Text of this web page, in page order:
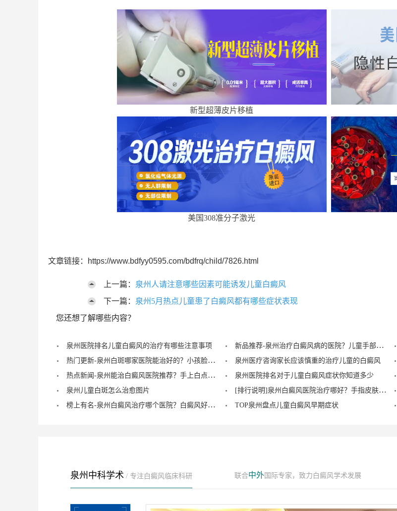
新型超薄皮片移植
美国308准分子激光
文章链接：https://www.bdfyy0595.com/bdfrq/child/7826.html
上一篇： 泉州人请注意哪些因素可能诱发儿童白癜风
下一篇： 泉州5月热点儿童患了白癜风都有哪些症状表现
您还想了解哪些内容？
泉州医院排名儿童白癜风的治疗有哪些注意事项 新品推荐-泉州治疗白癜风病的医院？儿童手部白癜风需要怎样治疗？
热门更新-泉州白斑哪家医院能治好的？小孩脸上有白块怎么治疗？
泉州医疗咨询家长应该慎重的治疗儿童的白癜风
热点新闻-泉州能治白癜风医院推荐？手上白点癫风的症状图片？
泉州医院排名对于儿童白癜风症状你知道多少
泉州儿童白斑怎么治愈图片
[排行说明]泉州白癜风医院治疗哪好？手指皮肤出现白色一片是什么原因？
榜上有名-泉州白癜风治疗哪个医院？白癜风好了会有什么症状？
TOP泉州盘点儿童白癜风早期症状
泉州中科学术 / 专注白癜风临床科研 联合中外国际专家，致力白癜风学术发展